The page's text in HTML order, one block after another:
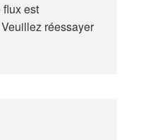
flux est
réessayer